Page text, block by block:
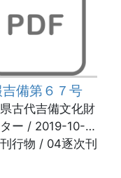
吉備第６７号
古代吉備文化財
ー / 2019-10-
行物 / 04逐次刊